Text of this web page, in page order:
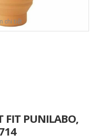
chi tiết
FIT PUNILABO,